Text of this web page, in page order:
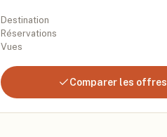
Destination
Réservations
Vues
Comparer les offres